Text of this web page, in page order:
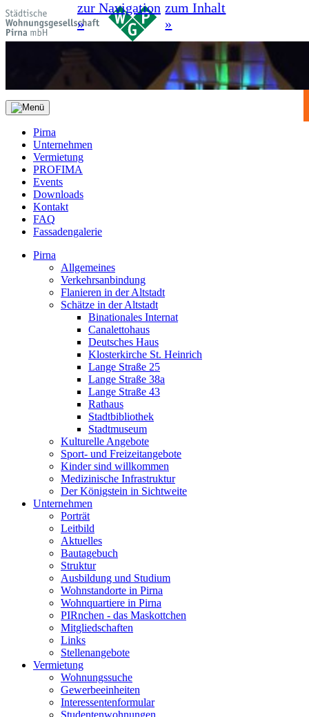
zur Navigation
»
zum Inhalt
»
Pirna
Unternehmen
Vermietung
PROFIMA
Events
Downloads
Kontakt
FAQ
Fassadengalerie
Pirna
Allgemeines
Verkehrsanbindung
Flanieren in der Altstadt
Schätze in der Altstadt
Binationales Internat
Canalettohaus
Deutsches Haus
Klosterkirche St. Heinrich
Lange Straße 25
Lange Straße 38a
Lange Straße 43
Rathaus
Stadtbibliothek
Stadtmuseum
Kulturelle Angebote
Sport- und Freizeitangebote
Kinder sind willkommen
Medizinische Infrastruktur
Der Königstein in Sichtweite
Unternehmen
Porträt
Leitbild
Aktuelles
Bautagebuch
Struktur
Ausbildung und Studium
Wohnstandorte in Pirna
Wohnquartiere in Pirna
PIRnchen - das Maskottchen
Mitgliedschaften
Links
Stellenangebote
Vermietung
Wohnungssuche
Gewerbeeinheiten
Interessentenformular
Studentenwohnungen